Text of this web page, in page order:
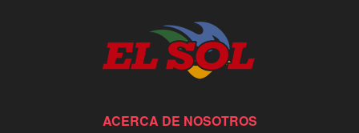
ACERCA DE NOSOTROS